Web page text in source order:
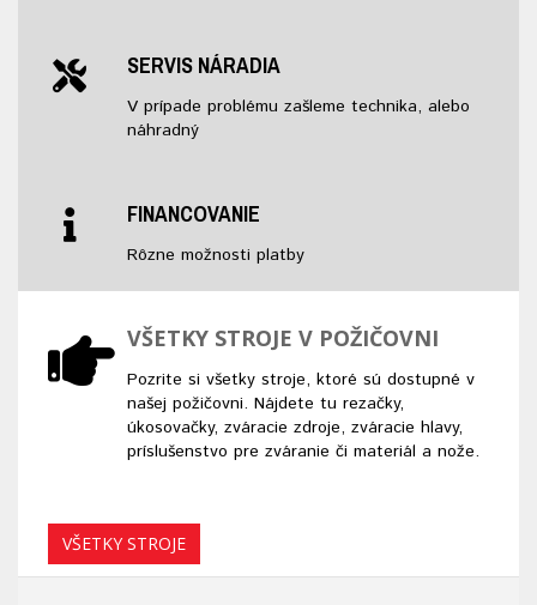
SERVIS NÁRADIA
V prípade problému zašleme technika, alebo
náhradný
FINANCOVANIE
Rôzne možnosti platby
VŠETKY STROJE V POŽIČOVNI
Pozrite si všetky stroje, ktoré sú dostupné v
našej požičovni. Nájdete tu rezačky,
úkosovačky, zváracie zdroje, zváracie hlavy,
príslušenstvo pre zváranie či materiál a nože.
VŠETKY STROJE